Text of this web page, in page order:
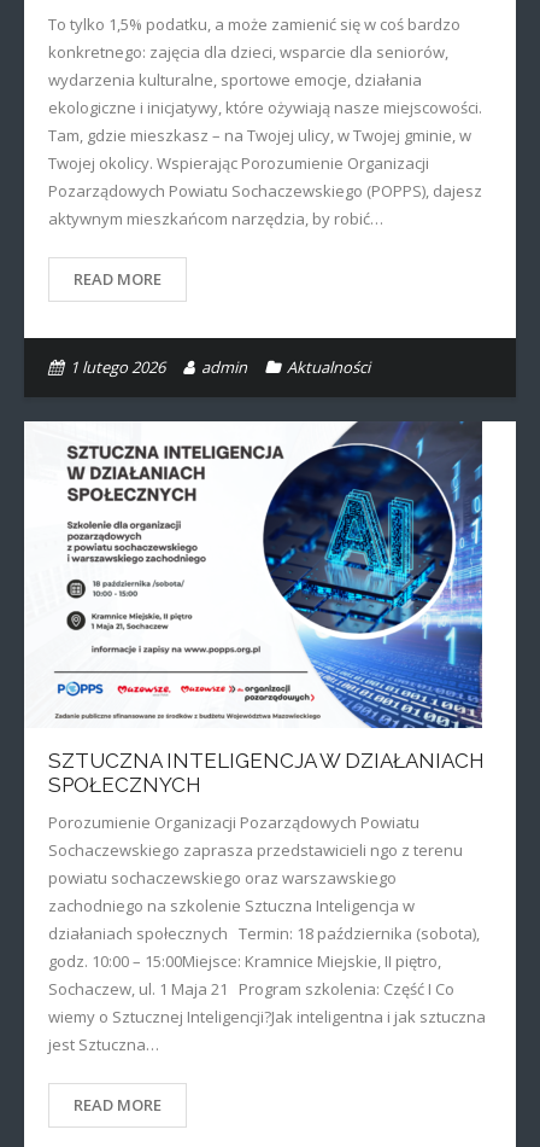
To tylko 1,5% podatku, a może zamienić się w coś bardzo
konkretnego: zajęcia dla dzieci, wsparcie dla seniorów,
wydarzenia kulturalne, sportowe emocje, działania
ekologiczne i inicjatywy, które ożywiają nasze miejscowości.
Tam, gdzie mieszkasz – na Twojej ulicy, w Twojej gminie, w
Twojej okolicy. Wspierając Porozumienie Organizacji
Pozarządowych Powiatu Sochaczewskiego (POPPS), dajesz
aktywnym mieszkańcom narzędzia, by robić…
READ MORE
1 lutego 2026 admin Aktualności
SZTUCZNA INTELIGENCJA W DZIAŁANIACH
SPOŁECZNYCH
Porozumienie Organizacji Pozarządowych Powiatu
Sochaczewskiego zaprasza przedstawicieli ngo z terenu
powiatu sochaczewskiego oraz warszawskiego
zachodniego na szkolenie Sztuczna Inteligencja w
działaniach społecznych Termin: 18 października (sobota),
godz. 10:00 – 15:00Miejsce: Kramnice Miejskie, II piętro,
Sochaczew, ul. 1 Maja 21 Program szkolenia: Część I Co
wiemy o Sztucznej Inteligencji?Jak inteligentna i jak sztuczna
jest Sztuczna…
READ MORE